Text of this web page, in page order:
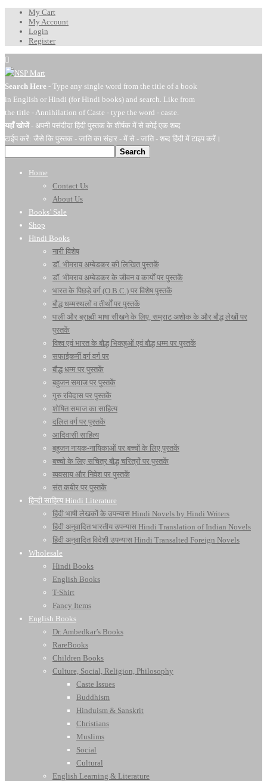
My Cart
My Account
Login
Register
Search Here - Type any single word from the title of a book
in English or Hindi (for Hindi books) and search. Like from
the title - Annihilation of Caste - type the word - caste.
यहाँ खोजें- अपनी पसंदीदा हिंदी पुस्तक के शीर्षक में से कोई एक शब्द
टाईप करें: जैसे कि पुस्तक - जाति का संहार - में से - जाति - शब्द हिंदी में टाइप करें।
Search
Home
Contact Us
About Us
Books’ Sale
Shop
Hindi Books
नारी विशेष
डॉ. भीमराव अम्बेडकर की लिखित पुस्तकें
डॉ. भीमराव अम्बेडकर के जीवन व कार्यों पर पुस्तकें
भारत के पिछड़े वर्ग (O.B.C.) पर विशेष पुस्तकें
बौद्ध धम्मस्थलों व तीर्थों पर पुस्तकें
पाली और ब्राह्मी भाषा सीखने के लिए, सम्राट अशोक के और बौद्ध लेखों पर
पुस्तकें
विश्व एवं भारत के बौद्ध भिक्खुओं एवं बौद्ध धम्म पर पुस्तकें
सफाईकर्मी वर्ग वर्ग पर
बौद्ध धम्म पर पुस्तकें
बहुजन समाज पर पुस्तकें
गुरु रविदास पर पुस्तकें
शोषित समाज का साहित्य
दलित वर्ग पर पुस्तकें
आदिवासी साहित्य
बहुजन नायक-नायिकाओं पर बच्चों के लिए पुस्तकें
बच्चो के लिए सचित्र बौद्ध चरित्रों पर पुस्तकें
व्यवसाय और निवेश पर पुस्तकें
संत कबीर पर पुस्तकें
हिन्दी साहित्य Hindi Literature
हिंदी भाषी लेखकों के उपन्यास Hindi Novels by Hindi Writers
हिंदी अनुवादित भारतीय उपन्यास Hindi Translation of Indian Novels
हिंदी अनुवादित विदेशी उपन्यास Hindi Transalted Foreign Novels
Wholesale
Hindi Books
English Books
T-Shirt
Fancy Items
English Books
Dr. Ambedkar’s Books
RareBooks
Children Books
Culture, Social, Religion, Philosophy
Caste Issues
Buddhism
Hinduism & Sanskrit
Christians
Muslims
Social
Cultural
English Learning & Literature